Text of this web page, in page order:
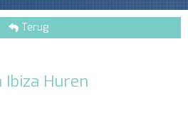
Terug
Ibiza Huren